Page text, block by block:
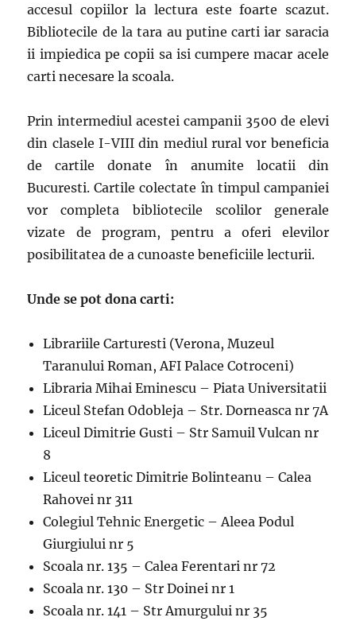
accesul copiilor la lectura este foarte scazut.
Bibliotecile de la tara au putine carti iar saracia
ii impiedica pe copii sa isi cumpere macar acele
carti necesare la scoala.
Prin intermediul acestei campanii 3500 de elevi
din clasele I-VIII din mediul rural vor beneficia
de cartile donate în anumite locatii din
Bucuresti. Cartile colectate în timpul campaniei
vor completa bibliotecile scolilor generale
vizate de program, pentru a oferi elevilor
posibilitatea de a cunoaste beneficiile lecturii.
Unde se pot dona carti:
Librariile Carturesti (Verona, Muzeul
Taranului Roman, AFI Palace Cotroceni)
Libraria Mihai Eminescu – Piata Universitatii
Liceul Stefan Odobleja – Str. Dorneasca nr 7A
Liceul Dimitrie Gusti – Str Samuil Vulcan nr
8
Liceul teoretic Dimitrie Bolinteanu – Calea
Rahovei nr 311
Colegiul Tehnic Energetic – Aleea Podul
Giurgiului nr 5
Scoala nr. 135 – Calea Ferentari nr 72
Scoala nr. 130 – Str Doinei nr 1
Scoala nr. 141 – Str Amurgului nr 35